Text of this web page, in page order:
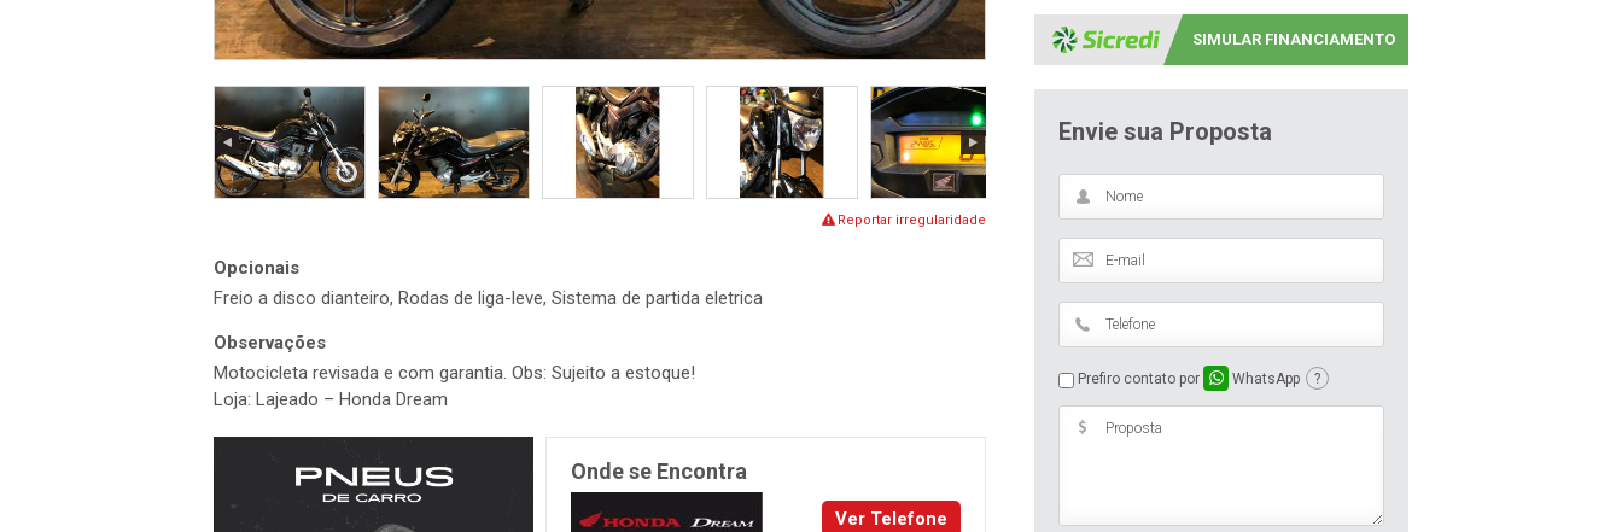
Reportar irregularidade
Opcionais
Freio a disco dianteiro, Rodas de liga-leve, Sistema de partida eletrica
Observações
Motocicleta revisada e com garantia. Obs: Sujeito a estoque!
Loja: Lajeado – Honda Dream
SIMULAR FINANCIAMENTO
Envie sua Proposta
Prefiro contato por WhatsApp ?
Onde se Encontra
Ver Telefone